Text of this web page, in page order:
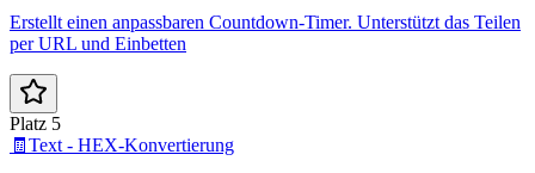
Erstellt einen anpassbaren Countdown-Timer. Unterstützt das Teilen
per URL und Einbetten
Platz 5
🧾 Text - HEX-Konvertierung